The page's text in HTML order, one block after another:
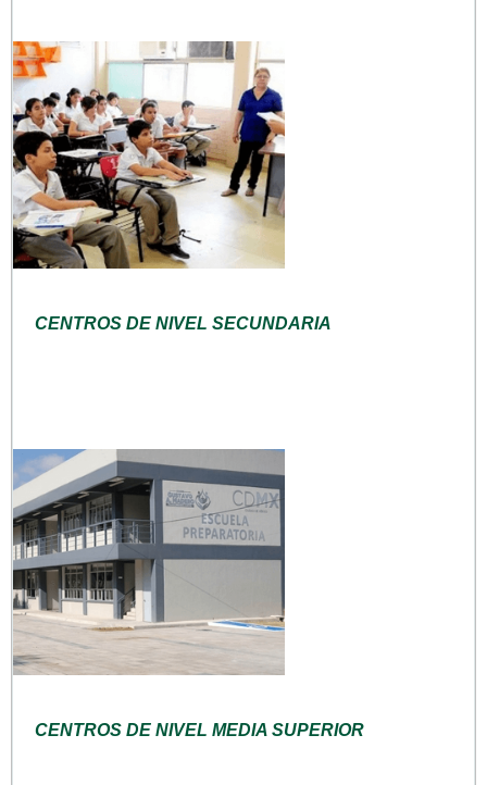
CENTROS DE NIVEL SECUNDARIA
CENTROS DE NIVEL MEDIA SUPERIOR